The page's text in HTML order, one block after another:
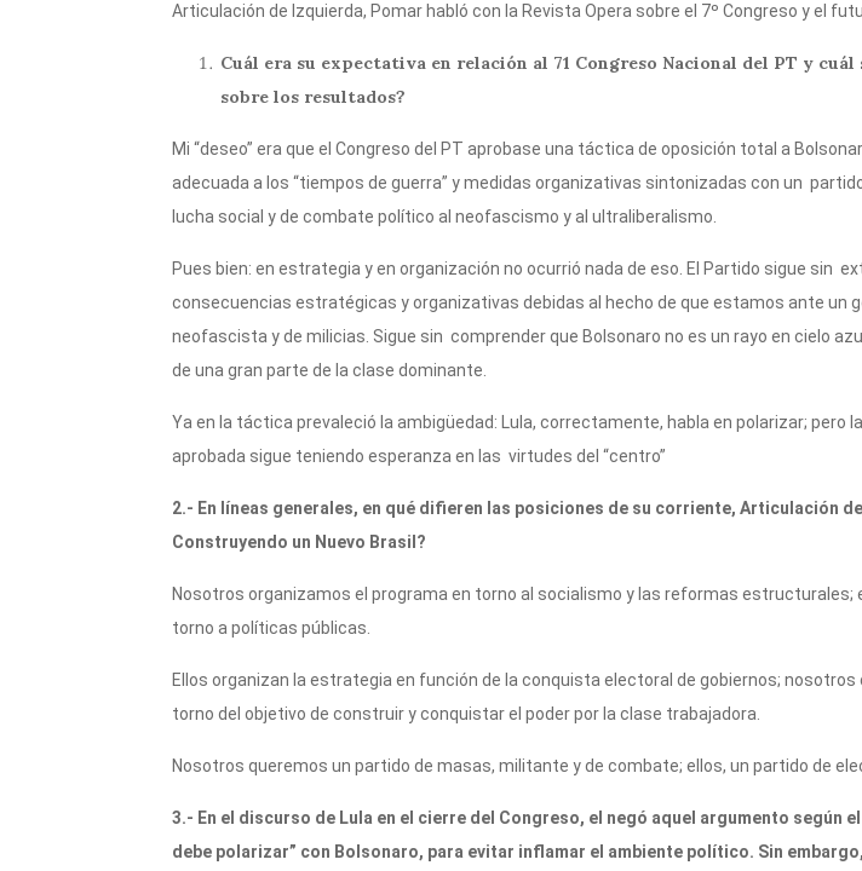
Articulación de Izquierda, Pomar habló con la Revista Opera sobre el 7º Congreso y el
Cuál era su expectativa en relación al 71 Congreso Nacional del PT y cuál
sobre los resultados?
Mi “deseo” era que el Congreso del PT aprobase una táctica de oposición total a
adecuada a los “tiempos de guerra” y medidas organizativas sintonizadas con un
lucha social y de combate político al neofascismo y al ultraliberalismo.
Pues bien: en estrategia y en organización no ocurrió nada de eso. El Partido sigue sin
consecuencias estratégicas y organizativas debidas al hecho de que estamos ante un
neofascista y de milicias. Sigue sin comprender que Bolsonaro no es un rayo en cielo
de una gran parte de la clase dominante.
Ya en la táctica prevaleció la ambigüedad: Lula, correctamente, habla en polarizar; pero
aprobada sigue teniendo esperanza en las virtudes del “centro”
2.- En líneas generales, en qué difieren las posiciones de su corriente, Articulación
Construyendo un Nuevo Brasil?
Nosotros organizamos el programa en torno al socialismo y las reformas estructurales;
torno a políticas públicas.
Ellos organizan la estrategia en función de la conquista electoral de gobiernos; nosotros
torno del objetivo de construir y conquistar el poder por la clase trabajadora.
Nosotros queremos un partido de masas, militante y de combate; ellos, un partido de
3.- En el discurso de Lula en el cierre del Congreso, el negó aquel argumento según el
debe polarizar” con Bolsonaro, para evitar inflamar el ambiente político. Sin